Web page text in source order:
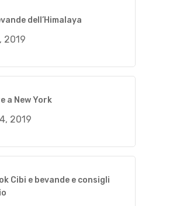
dell’Himalaya
2019
a New York
2019
Cibi e bevande e consigli